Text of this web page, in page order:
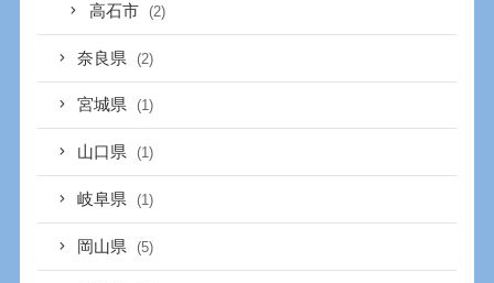
高石市 (2)
奈良県 (2)
宮城県 (1)
山口県 (1)
岐阜県 (1)
岡山県 (5)